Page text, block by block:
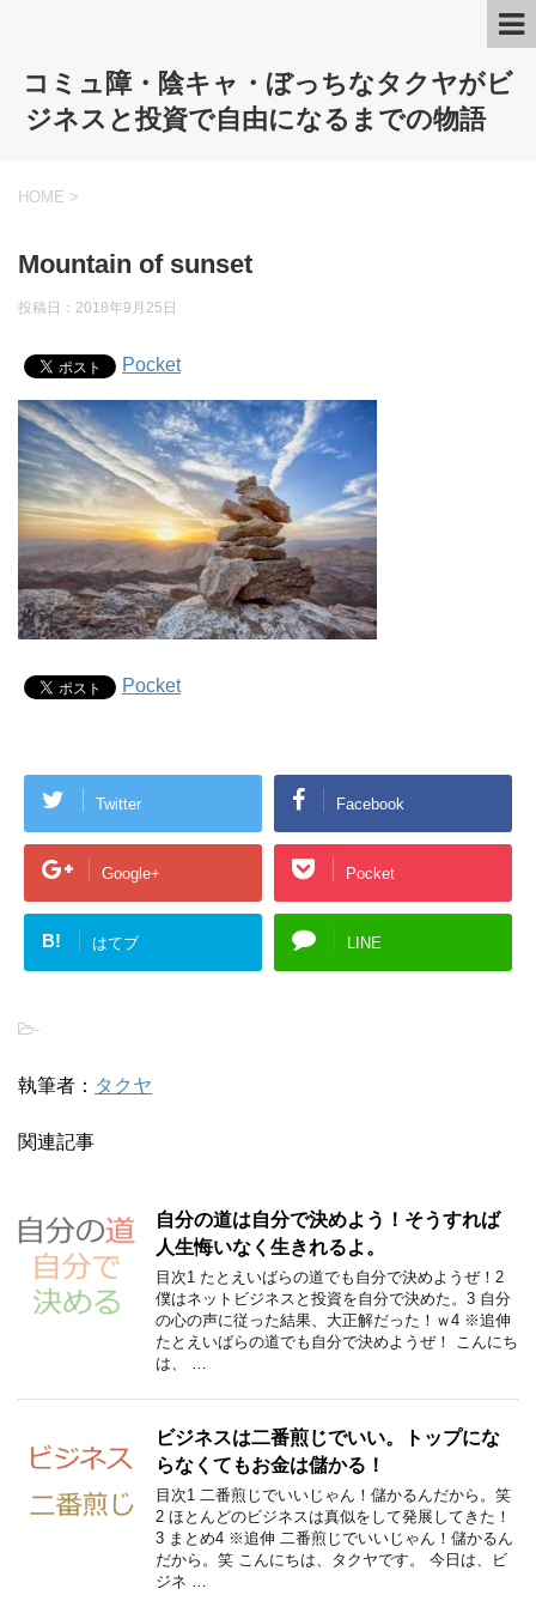
コミュ障・陰キャ・ぼっちなタクヤがビ
ジネスと投資で自由になるまでの物語
HOME >
Mountain of sunset
投稿日： 2018年9月25日
Pocket
Pocket
Twitter Facebook
Google+ Pocket
B! はてブ LINE
-
執筆者： タクヤ
関連記事
自分の道は自分で決めよう！そうすれば
人生悔いなく生きれるよ。
目次1 たとえいばらの道でも自分で決めようぜ！2
僕はネットビジネスと投資を自分で決めた。3 自分
の心の声に従った結果、大正解だった！ｗ4 ※追伸
たとえいばらの道でも自分で決めようぜ！ こんにち
は、 …
ビジネスは二番煎じでいい。トップにな
らなくてもお金は儲かる！
目次1 二番煎じでいいじゃん！儲かるんだから。笑
2 ほとんどのビジネスは真似をして発展してきた！
3 まとめ4 ※追伸 二番煎じでいいじゃん！儲かるん
だから。笑 こんにちは、タクヤです。 今日は、ビ
ジネ …